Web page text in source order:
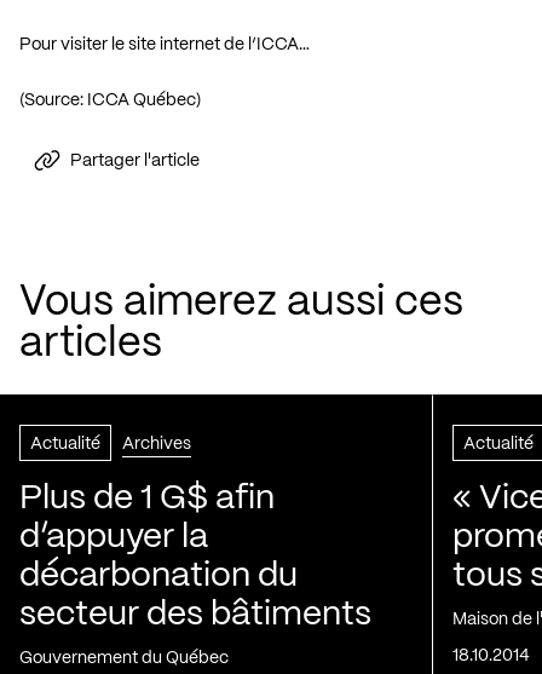
Pour visiter le site internet de l’ICCA…
(Source: ICCA Québec)
Partager l'article
Vous aimerez aussi ces
articles
Actualité Archives
Plus de 1 G$ afin
d’appuyer la
décarbonation du
secteur des bâtiments
Gouvernement du Québec
Actualité
«
tous
Maison de
18.10.2014